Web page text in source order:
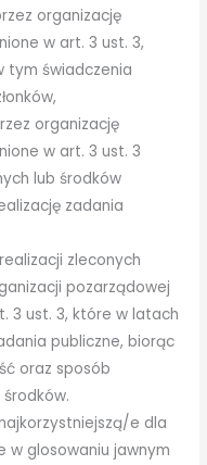
organizację
w art. 3 ust. 3,
tym świadczenia
organizację
w art. 3 ust. 3
lub środków
zadania
zleconych
pozarządowej
3 ust. 3, które w latach
publiczne, biorąc
oraz sposób
e dla
glosowaniu jawnym